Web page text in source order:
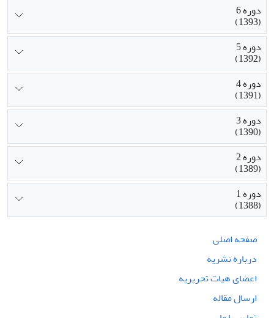
دوره 6
(1393)
دوره 5
(1392)
دوره 4
(1391)
دوره 3
(1390)
دوره 2
(1389)
دوره 1
(1388)
صفحه اصلی
درباره نشریه
اعضای هیات تحریریه
ارسال مقاله